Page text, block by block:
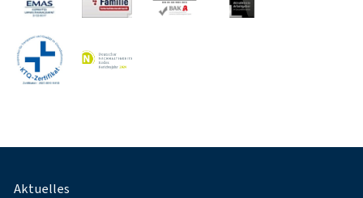
Fußnavigation
Aktuelles